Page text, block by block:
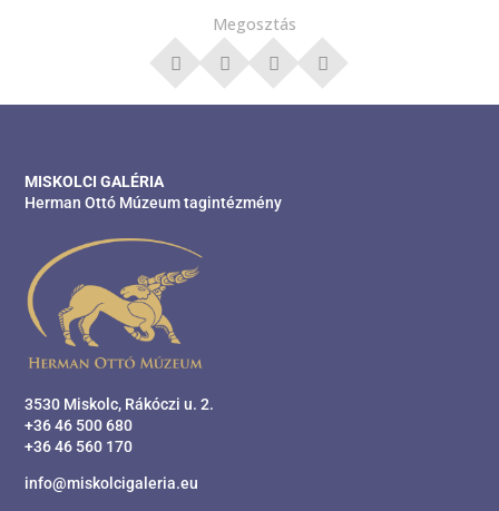
Megosztás
MISKOLCI GALÉRIA
Herman Ottó Múzeum tagintézmény
3530 Miskolc, Rákóczi u. 2.
+36 46 500 680
+36 46 560 170
info@miskolcigaleria.eu